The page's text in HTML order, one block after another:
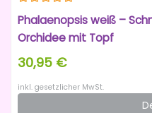
Phalaenopsis weiß –
Orchidee mit Topf
30,95 €
inkl. gesetzlicher MwSt.